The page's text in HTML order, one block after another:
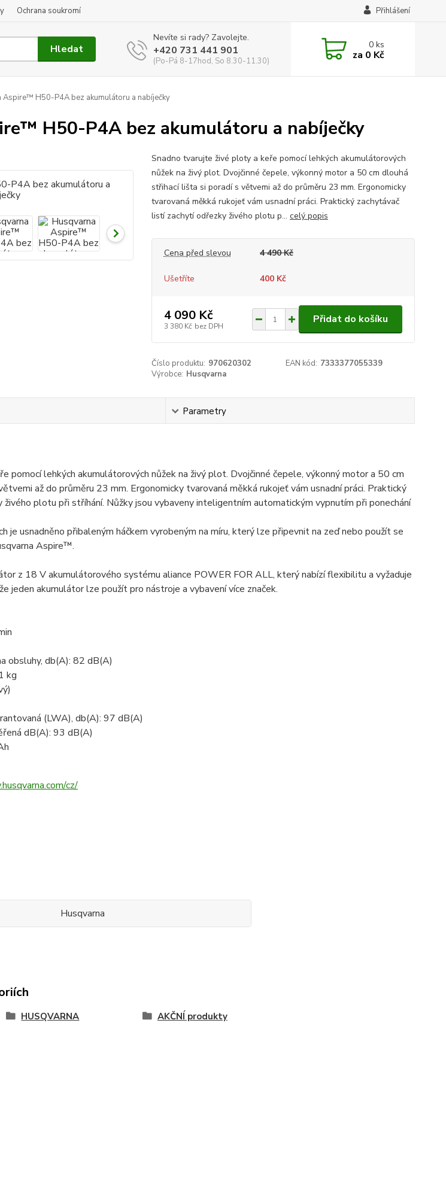
Ochrana soukromí Přihlášení
Hledat
Nevíte si rady? Zavolejte.
+420 731 441 901
(Po-Pá 8-17hod, So 8.30-11.30)
0ks
za 0 Kč
Aspire™ H50-P4A bez akumulátoru a nabíječky
H50-P4A bez akumulátoru a nabíječky
Snadno tvarujte živé ploty a keře pomocí lehkých akumulátorových
nůžek na živý plot. Dvojčinné čepele, výkonný motor a 50 cm dlouhá
střihací lišta si poradí s větvemi až do průměru 23 mm. Ergonomicky
tvarovaná měkká rukojeť vám usnadní práci. Praktický zachytávač
listí zachytí odřezky živého plotu p... celý popis
Cena před slevou 4 490 Kč
Ušetříte 400 Kč
4 090 Kč
3 380 Kč bez DPH
Přidat do košíku
Číslo produktu: 970620302 EAN kód: 7333377055339
Výrobce: Husqvarna
Parametry
pomocí lehkých akumulátorových nůžek na živý plot. Dvojčinné čepele, výkonný motor a 50 cm
až do průměru 23 mm. Ergonomicky tvarovaná měkká rukojeť vám usnadní práci. Praktický
plotu při stříhání. Nůžky jsou vybaveny inteligentním automatickým vypnutím při ponechání
je usnadněno přibaleným háčkem vyrobeným na míru, který lze připevnit na zeď nebo použít se
Aspire™.
z 18 V akumulátorového systému aliance POWER FOR ALL, který nabízí flexibilitu a vyžaduje
jeden akumulátor lze použít pro nástroje a vybavení více značek.
obsluhy, db(A): 82 dB(A)
kg
(LWA), db(A): 97 dB(A)
dB(A): 93 dB(A)
cz/
Husqvarna
HUSQVARNA AKČNÍ produkty